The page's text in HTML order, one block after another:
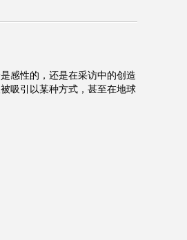
感性的，还是在采访中的创造
吸引以某种方式，甚至在地球